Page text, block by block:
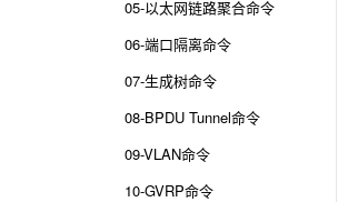
05-以太网链路聚合命令
06-端口隔离命令
07-生成树命令
08-BPDU Tunnel命令
09-VLAN命令
10-GVRP命令